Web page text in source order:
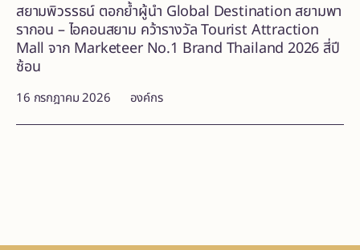
16 กรกฎาคม 2026 องค์กร
สยามพิวรรธน์ ตอกย้ำผู้นำ Global Destination สยามพา
รากอน – ไอคอนสยาม คว้ารางวัล Tourist Attraction
Mall จาก Marketeer No.1 Brand Thailand 2026 สี่ปี
ซ้อน